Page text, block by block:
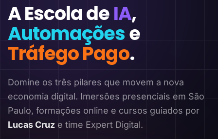
A Escola deIA,
Automaçõese
Tráfego Pago.
Domine os três pilares que movem a nova
economia digital. Imersões presenciais em São
Paulo, formações online e cursos guiados por
Lucas Cruz e time Expert Digital.